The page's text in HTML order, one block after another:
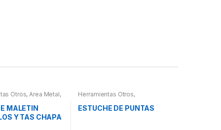
Otros, Area Metal,
Herramientas,
Compresímetros,
MALETIN
Y TAS CHAPA
Herramientas Otros,
Herramientas De Mano,
Maletines Herramientas,
ESTUCHE DE PUNTAS